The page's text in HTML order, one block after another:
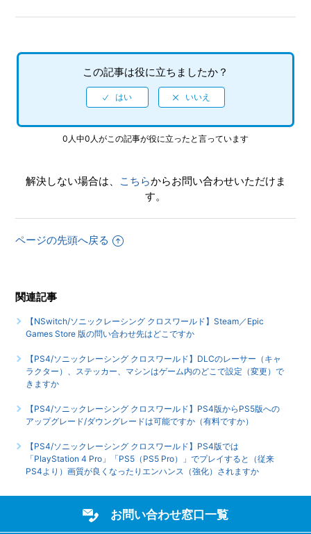
【PS4/ソニックレーシング クロスワールド】Steam／Epic
Games Store 版の問い合わせ先はどこですか
【PS4/ソニックレーシング クロスワールド】取扱説明書
（マニュアル）はありますか
ゲーム画面写真を、動画サイト／SNS等で公開してもいいで
【PS4/ソニックレーシング クロスワールド】ゲームが難し
いのですが、何かコツはありませんか
対応していますか（制限されている機能はありますか）
もっと見る
この記事は役に立ちましたか？
0人中0人がこの記事が役に立ったと言っています
解決しない場合は、 こちらからお問い合わせいただけま
す。
ページの先頭へ戻る
関連記事
【NSwitch/ソニックレーシング クロスワールド】Steam／Epic
Games Store 版の問い合わせ先はどこですか
【PS4/ソニックレーシング クロスワールド】DLCのレーサー（キャ
ラクター）、ステッカー、マシンはゲーム内のどこで設定（変更）で
きますか
【PS4/ソニックレーシング クロスワールド】PS4版からPS5版への
アップグレード/ダウングレードは可能ですか（有料ですか）
【PS4/ソニックレーシング クロスワールド】PS4版では
「PlayStation 4 Pro」「PS5（PS5 Pro）」でプレイすると（従来
PS4より）画質が良くなったりエンハンス（強化）されますか
お問い合わせ窓口一覧